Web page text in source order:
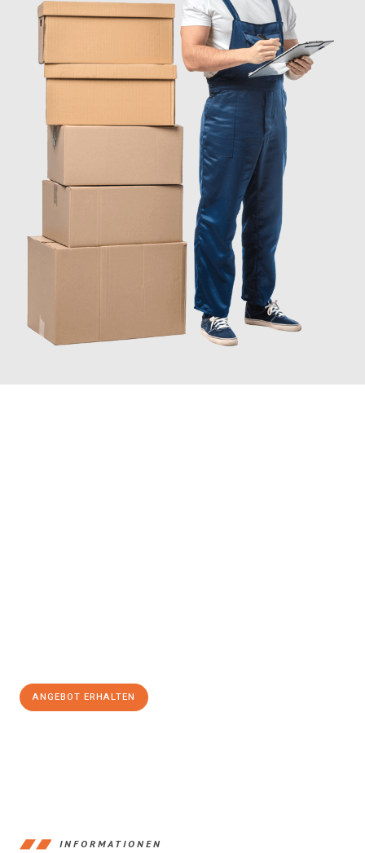
ANGEBOT ERHALTEN
INFORMATIONEN